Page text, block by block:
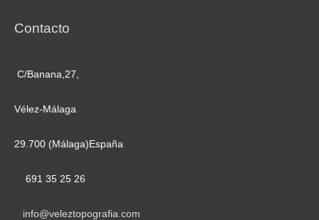
Contacto
C/Banana,27,
Vélez-Málaga
29.700 (Málaga)España
691 35 25 26
info@veleztopografia.com